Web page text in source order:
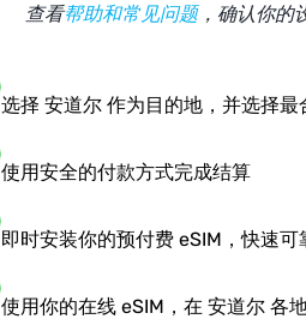
查看帮助和常见问题，确认你的
选择 安道尔 作为目的地，并选择最
使用安全的付款方式完成结算
即时安装你的预付费 eSIM，快速可
使用你的在线 eSIM，在 安道尔 各